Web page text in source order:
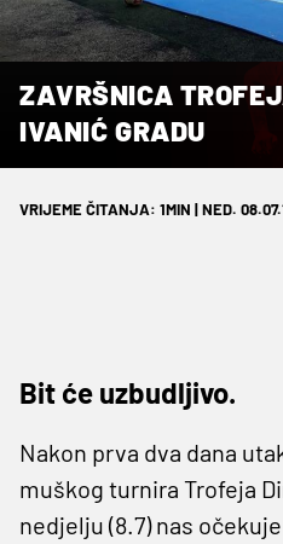
ZAVRŠNICA
IVANIĆ GRADU
VRIJEME ČITANJA: 1MIN | NED.
Bit će uzbudljivo.
Nakon prva dva dana
muškog turnira Trofeja
nedjelju (8.7) nas